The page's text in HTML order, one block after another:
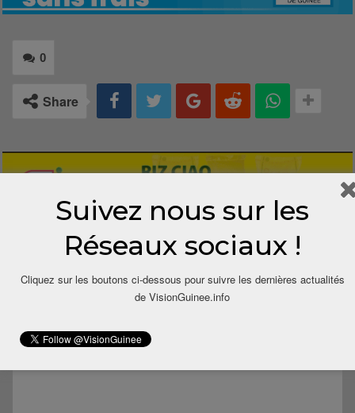
0
Share
LAISSER UN COMMENTAIRE
Votre adresse email ne sera pas publiée.
Suivez nous sur les
Réseaux sociaux !
Cliquez sur les boutons ci-dessous pour suivre les dernières actualités
de VisionGuinee.info